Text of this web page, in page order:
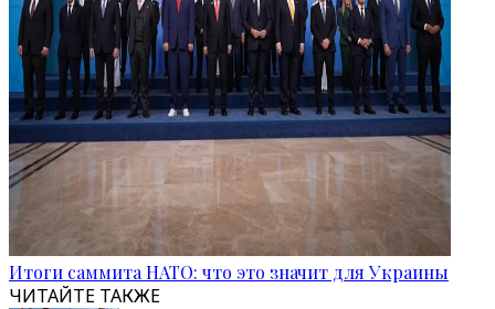
Итоги саммита НАТО: что это значит для Украины
ЧИТАЙТЕ ТАКЖЕ